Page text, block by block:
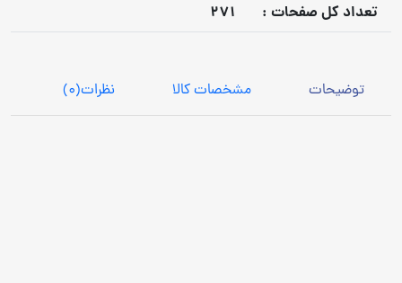
تعداد كل صفحات :
271
توضیحات مشخصات کالا نظرات(0)